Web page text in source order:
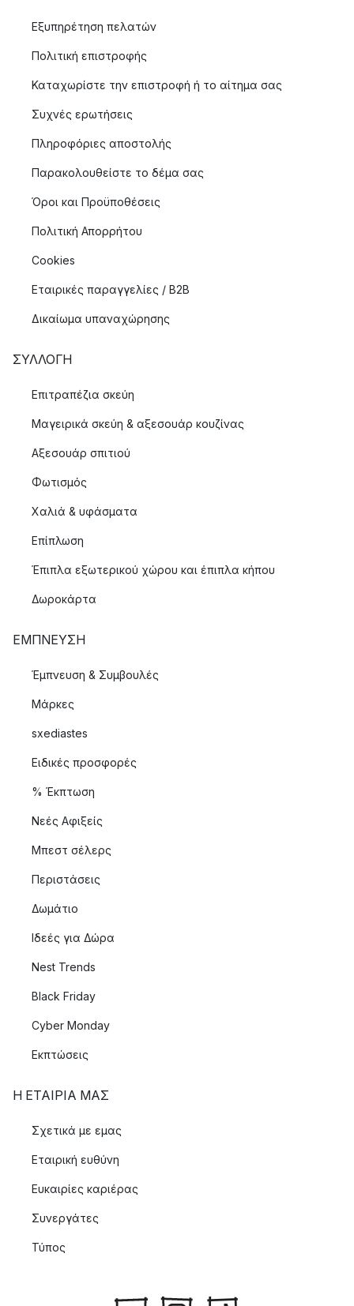
Εξυπηρέτηση πελατών
Πολιτική επιστροφής
Καταχωρίστε την επιστροφή ή το αίτημα σας
Συχνές ερωτήσεις
Πληροφόριες αποστολής
Παρακολουθείστε το δέμα σας
Όροι και Προϋποθέσεις
Πολιτική Απορρήτου
Cookies
Εταιρικές παραγγελίες / B2B
Δικαίωμα υπαναχώρησης
ΣΥΛΛΟΓΉ
Επιτραπέζια σκεύη
Μαγειρικά σκεύη & αξεσουάρ κουζίνας
Αξεσουάρ σπιτιού
Φωτισμός
Χαλιά & υφάσματα
Επίπλωση
Έπιπλα εξωτερικού χώρου και έπιπλα κήπου
Δωροκάρτα
ΈΜΠΝΕΥΣΗ
Έμπνευση & Συμβουλές
Μάρκες
sxediastes
Ειδικές προσφορές
% Έκπτωση
Νεές Αφιξείς
Μπεστ σέλερς
Περιστάσεις
Δωμάτιο
Ιδεές για Δώρα
Nest Trends
Black Friday
Cyber Monday
Εκπτώσεις
Η ΕΤΑΊΡΙΑ ΜΑΣ
Σχετικά με εμας
Εταιρική ευθύνη
Ευκαιρίες καριέρας
Συνεργάτες
Τύπος